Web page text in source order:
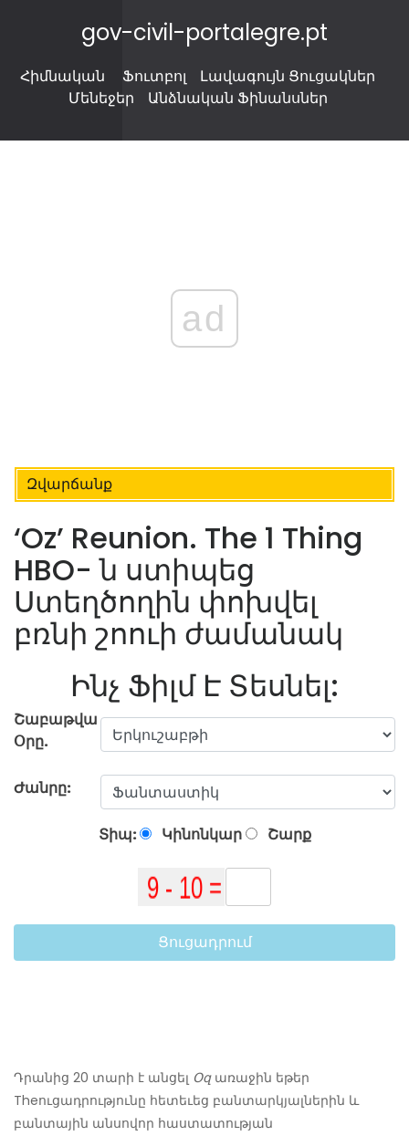
gov-civil-portalegre.pt
Հիմնական Ֆուտբոլ
Լավագույն Ցուցակներ
Մենեջեր
Անձնական Ֆինանսներ
ad
Զվարճանք
‘Oz’ Reunion. The 1 Thing
HBO- ն ստիպեց
Ստեղծողին փոխվել
բռնի շոուի ժամանակ
Ինչ Ֆիլմ Է Տեսնել:
Շաբաթվա
Օրը.
Ժանրը:
Տիպ: Կինոնկար Շարք
Ցուցադրում
Դրանից 20 տարի է անցել Օզառաջին եթեր
Theուցադրությունը հետեւեց բանտարկյալներին և
բանտային անսովոր հաստատության